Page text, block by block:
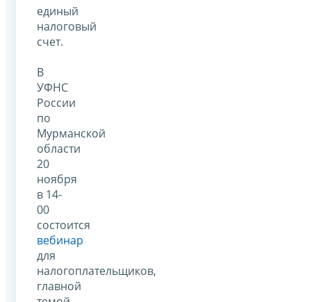
единый
налоговый
счет.
В
УФНС
России
по
Мурманской
области
20
ноября
в 14-
00
состоится
вебинар
для
налогоплательщиков,
главной